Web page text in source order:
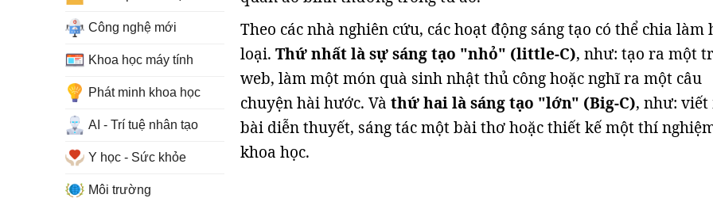
Theo các nhà nghiên cứu, các hoạt động sáng tạo có thể chia làm
loại. Thứ nhất là sự sáng tạo "nhỏ" (little-C), như: tạo ra một
web, làm một món quà sinh nhật thủ công hoặc nghĩ ra một câu
chuyện hài hước. Và thứ hai là sáng tạo "lớn" (Big-C), như: viết
bài diễn thuyết, sáng tác một bài thơ hoặc thiết kế một thí
khoa học.
Công nghệ mới
Khoa học máy tính
Phát minh khoa học
AI - Trí tuệ nhân tạo
Y học - Sức khỏe
Môi trường